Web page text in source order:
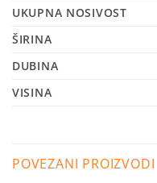
UKUPNA NOSIVOST
ŠIRINA
DUBINA
VISINA
POVEZANI PROIZVODI